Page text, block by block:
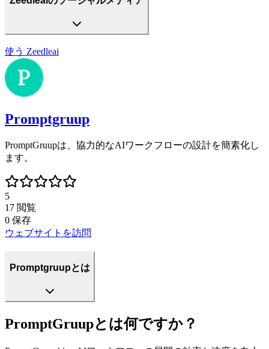
使う Zeedleai
Promptgruup
PromptGruupは、協力的なAIワークフローの設計を簡素化し
ます。
5
17 閲覧
0 保存
ウェブサイトを訪問
Promptgruupとは
PromptGruupとは何ですか？